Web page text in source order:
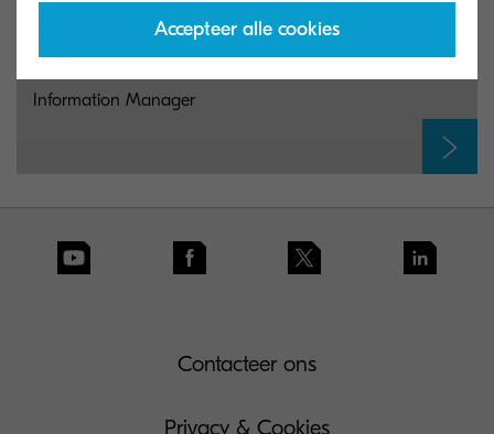
Information Manager
Contacteer ons
Privacy & Cookies
Accepteer alle cookies